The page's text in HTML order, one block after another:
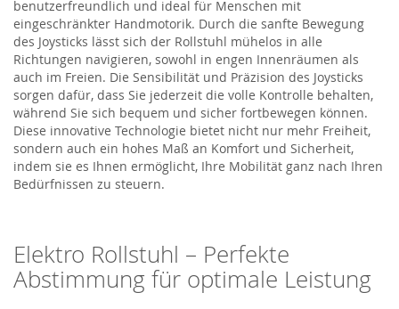
benutzerfreundlich und ideal für Menschen mit
eingeschränkter Handmotorik. Durch die sanfte Bewegung
des Joysticks lässt sich der Rollstuhl mühelos in alle
Richtungen navigieren, sowohl in engen Innenräumen als
auch im Freien. Die Sensibilität und Präzision des Joysticks
sorgen dafür, dass Sie jederzeit die volle Kontrolle behalten,
während Sie sich bequem und sicher fortbewegen können.
Diese innovative Technologie bietet nicht nur mehr Freiheit,
sondern auch ein hohes Maß an Komfort und Sicherheit,
indem sie es Ihnen ermöglicht, Ihre Mobilität ganz nach Ihren
Bedürfnissen zu steuern.
Elektro Rollstuhl – Perfekte
Abstimmung für optimale Leistung